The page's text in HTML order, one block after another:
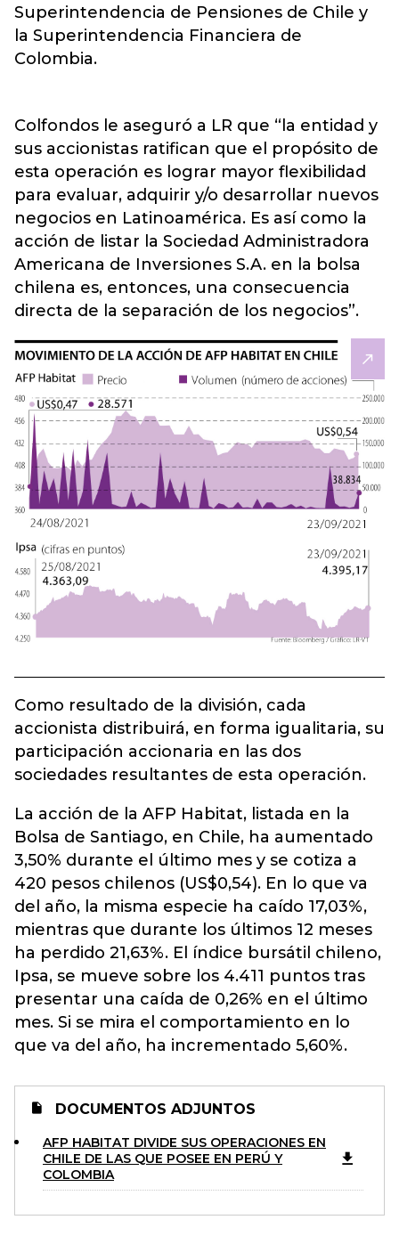
Superintendencia de Pensiones de Chile y
la Superintendencia Financiera de
Colombia.
Colfondos le aseguró a LR que “la entidad y
sus accionistas ratifican que el propósito de
esta operación es lograr mayor flexibilidad
para evaluar, adquirir y/o desarrollar nuevos
negocios en Latinoamérica. Es así como la
acción de listar la Sociedad Administradora
Americana de Inversiones S.A. en la bolsa
chilena es, entonces, una consecuencia
directa de la separación de los negocios”.
Como resultado de la división, cada
accionista distribuirá, en forma igualitaria, su
participación accionaria en las dos
sociedades resultantes de esta operación.
La acción de la AFP Habitat, listada en la
Bolsa de Santiago, en Chile, ha aumentado
3,50% durante el último mes y se cotiza a
420 pesos chilenos (US$0,54). En lo que va
del año, la misma especie ha caído 17,03%,
mientras que durante los últimos 12 meses
ha perdido 21,63%. El índice bursátil chileno,
Ipsa, se mueve sobre los 4.411 puntos tras
presentar una caída de 0,26% en el último
mes. Si se mira el comportamiento en lo
que va del año, ha incrementado 5,60%.
DOCUMENTOS ADJUNTOS
AFP HABITAT DIVIDE SUS OPERACIONES EN
CHILE DE LAS QUE POSEE EN PERÚ Y
COLOMBIA